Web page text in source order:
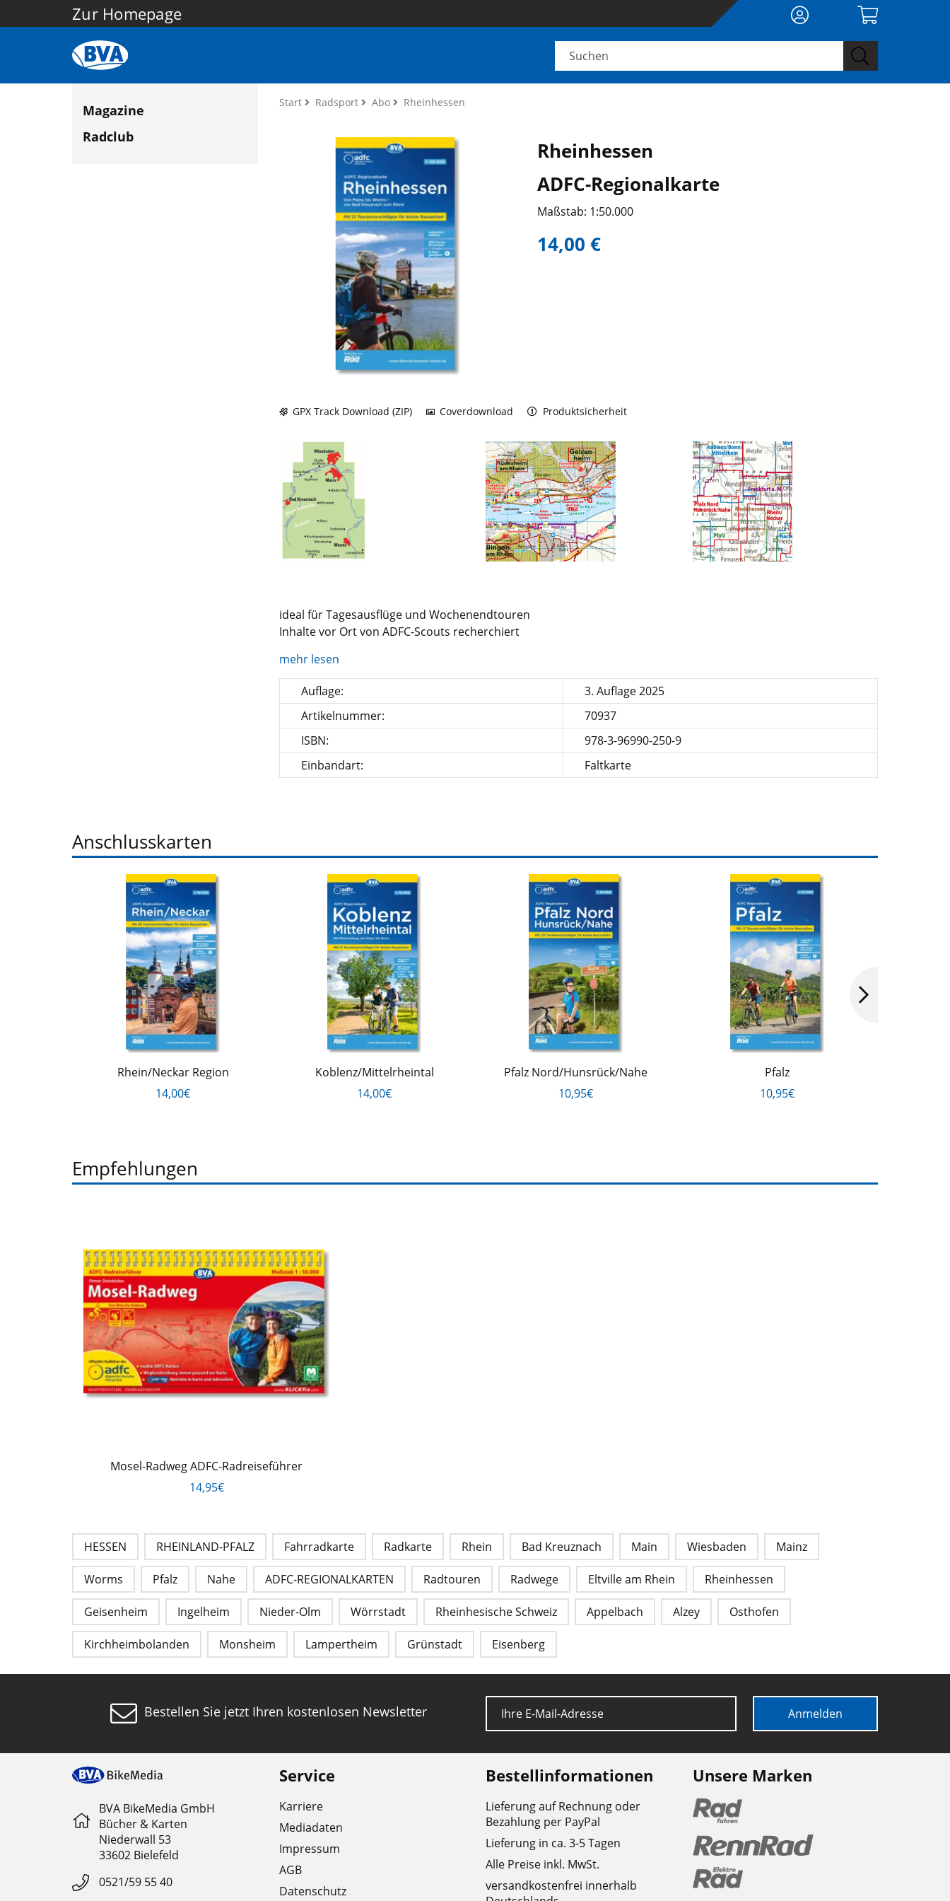
Zur Homepage
Magazine
Radclub
Start Radsport Abo Rheinhessen
Rheinhessen
ADFC-Regionalkarte
Maßstab: 1:50.000
14,00 €
GPX Track Download (ZIP) Coverdownload Produktsicherheit
ideal für Tagesausflüge und Wochenendtouren
Inhalte vor Ort von ADFC-Scouts recherchiert
mehr lesen
Auflage:
3. Auflage 2025
Artikelnummer:
70937
ISBN:
978-3-96990-250-9
Einbandart:
Faltkarte
Anschlusskarten
Rhein/Neckar Region
14,00€
Koblenz/Mittelrheintal
14,00€
Pfalz Nord/Hunsrück/Nahe
10,95€
Pfalz
10,95€
Empfehlungen
Mosel-Radweg ADFC-Radreiseführer
14,95€
HESSEN RHEINLAND-PFALZ Fahrradkarte Radkarte Rhein Bad Kreuznach Main Wiesbaden Mainz
Worms Pfalz Nahe ADFC-REGIONALKARTEN Radtouren Radwege Eltville am Rhein Rheinhessen
Geisenheim Ingelheim Nieder-Olm Wörrstadt Rheinhesische Schweiz Appelbach Alzey Osthofen
Kirchheimbolanden Monsheim Lampertheim Grünstadt Eisenberg
Bestellen Sie jetzt Ihren kostenlosen Newsletter E-Mail Anmelden
BVA BikeMedia GmbH
Bücher & Karten
Niederwall 53
33602 Bielefeld
0521/59 55 40
Service
Karriere
Mediadaten
Impressum
AGB
Datenschutz
Bestellinformationen
Lieferung auf Rechnung oder
Bezahlung per PayPal
Lieferung in ca. 3-5 Tagen
Alle Preise inkl. MwSt.
versandkostenfrei innerhalb
Unsere Marken